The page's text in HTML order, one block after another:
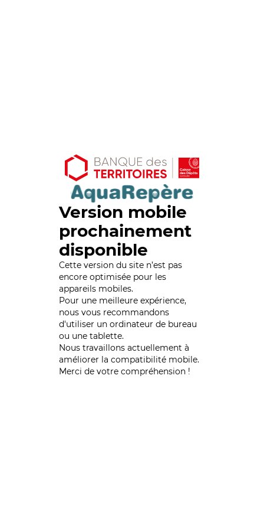
Version mobile
prochainement
disponible
Cette version du site n’est pas
encore optimisée pour les
appareils mobiles.
Pour une meilleure expérience,
nous vous recommandons
d'utiliser un ordinateur de bureau
ou une tablette.
Nous travaillons actuellement à
améliorer la compatibilité mobile.
Merci de votre compréhension !